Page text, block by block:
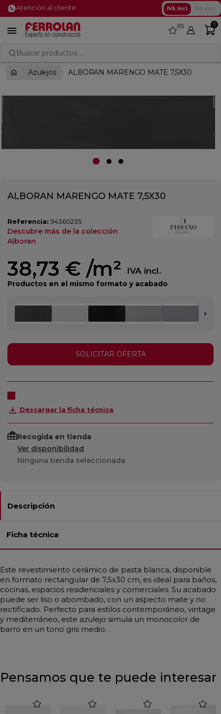
Atención al cliente IVA incl.
 favorite
0 0
Buscar productos...
Azulejos ALBORAN MARENGO MATE 7,5X30
ALBORAN MARENGO MATE 7,5X30
Referencia: 94360235
Descubre más de la colección
Alboran
38,73 € /m² IVA incl.
Productos en el mismo formato y acabado
SOLICITAR OFERTA
Descargar la ficha técnica
Recogida en tienda
Ver disponibilidad
Ninguna tienda seleccionada
Descripción
Ficha técnica
Este revestimiento cerámico de pasta blanca, disponible
en formato rectangular de 7,5x30 cm, es ideal para baños,
cocinas, espacios residenciales y comerciales. Su acabado
puede ser liso o abombado, con un aspecto mate y no
rectificado. Perfecto para estilos contemporáneo, vintage
y mediterráneo, este azulejo simula un monocolor de
barro en un tono gris medio.
Pensamos que te puede interesar